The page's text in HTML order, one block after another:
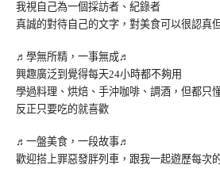
我視自己為一個採訪者、紀錄者
真誠的對待自己的文字，對美食可以很認真
♬學無所精，一事無成♬
興趣廣泛到覺得每天24小時都不夠用
學過料理、烘焙、手沖咖啡、調酒，但都只
反正只要吃的就喜歡
♬一盤美食，一段故事♬
歡迎搭上罪惡發胖列車，跟我一起遊歷每次